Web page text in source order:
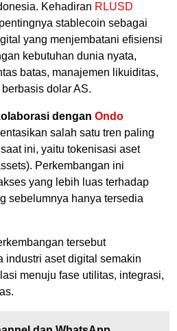
Kehadiran RLUSD
stablecoin sebagai
yang menjembatani efisiensi
kebutuhan dunia nyata,
batas, manajemen likuiditas,
dolar AS.
dengan Ondo
salah satu tren paling
ini, yaitu tokenisasi aset
Perkembangan ini
yang lebih luas terhadap
sebelumnya hanya tersedia
tersebut
industri aset digital semakin
menuju fase utilitas, integrasi,